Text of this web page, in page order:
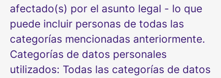
afectado(s) por el asunto legal - lo que
puede incluir personas de todas las
categorías mencionadas anteriormente.
Categorías de datos personales
utilizados: Todas las categorías de datos